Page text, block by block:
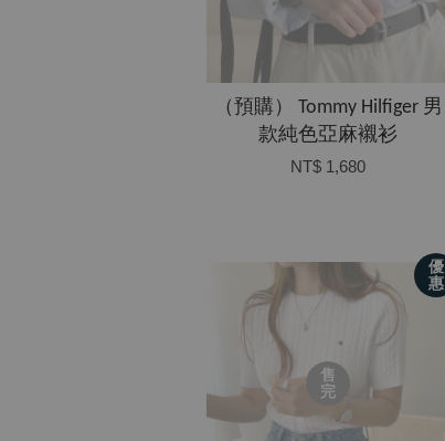
（預購） Tommy Hilfiger 男
款純色亞麻襯衫
NT$ 1,680
優
惠
售
完